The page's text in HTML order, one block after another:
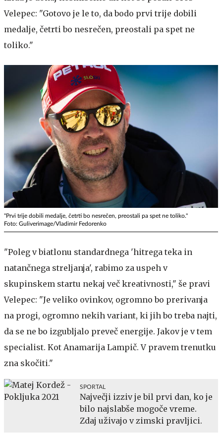
Velepec: "Gotovo je le to, da bodo prvi trije dobili
medalje, četrti bo nesrečen, preostali pa spet ne
toliko."
"Prvi trije dobili medalje, četrti bo nesrečen, preostali pa spet ne toliko."
Foto: Guliverimage/Vladimir Fedorenko
"Poleg v biatlonu standardnega 'hitrega teka in
natančnega streljanja', rabimo za uspeh v
skupinskem startu nekaj več kreativnosti," še pravi
Velepec: "Je veliko ovinkov, ogromno bo prerivanja
na progi, ogromno nekih variant, ki jih bo treba najti,
da se ne bo izgubljalo preveč energije. Jakov je v tem
specialist. Kot Anamarija Lampič. V pravem trenutku
zna skočiti."
SPORTAL
Največji izziv je bil prvi dan, ko je
bilo najslabše mogoče vreme.
Zdaj uživajo v zimski pravljici.